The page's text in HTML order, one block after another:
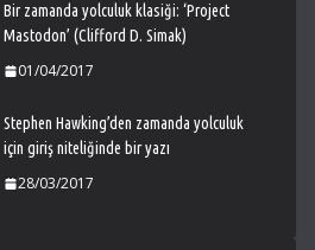
Bir zamanda yolculuk klasiği: ‘Project
Mastodon’ (Clifford D. Simak)
01/04/2017
Stephen Hawking’den zamanda yolculuk
için giriş niteliğinde bir yazı
28/03/2017